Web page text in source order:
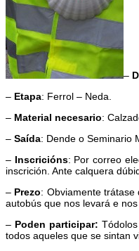
–
– Etapa: Ferrol – Neda.
– Material necesario:
– Saída: Dende o Seminario
– Inscricións: Por correo
inscrición. Ante calquera
– Prezo: Obviamente
autobús que nos levará e
– Poden participar:
todos aqueles que se sintan